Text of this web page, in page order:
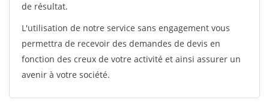
de résultat.
L'utilisation de notre service sans engagement vous
permettra de recevoir des demandes de devis en
fonction des creux de votre activité et ainsi assurer un
avenir à votre société.